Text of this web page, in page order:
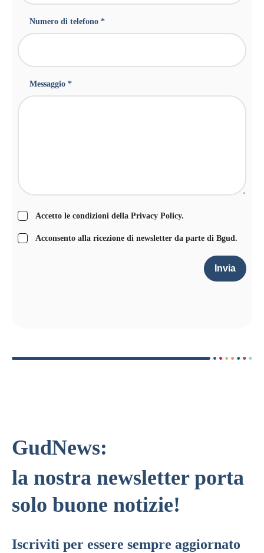
Numero di telefono *
Messaggio *
Accetto le condizioni della Privacy Policy.
Acconsento alla ricezione di newsletter da parte di Bgud.
Invia
GudNews:
la nostra newsletter porta
solo buone notizie!
Iscriviti per essere sempre aggiornato